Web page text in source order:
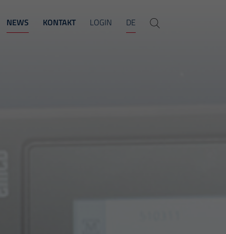
NEWS KONTAKT LOGIN DE